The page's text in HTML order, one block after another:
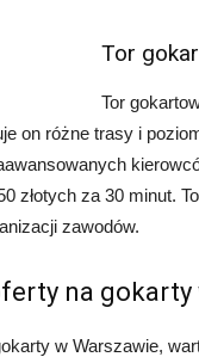
Tor
Tor
on różne trasy i
złotych za 30 minut.
zawodów.
na gokarty
w Warszawie,